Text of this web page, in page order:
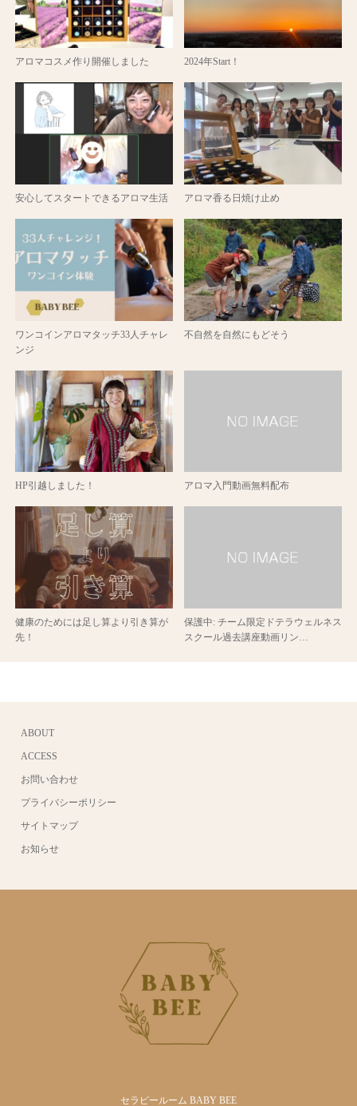
アロマコスメ作り開催しました 2024年Start！
安心してスタートできるアロマ生活 アロマ香る日焼け止め
ワンコインアロマタッチ33人チャレ
ンジ
不自然を自然にもどそう
HP引越しました！ アロマ入門動画無料配布
健康のためには足し算より引き算が
先！
保護中: チーム限定ドテラウェルネス
スクール過去講座動画リン…
ABOUT
ACCESS
お問い合わせ
プライバシーポリシー
サイトマップ
お知らせ
セラピールーム BABY BEE